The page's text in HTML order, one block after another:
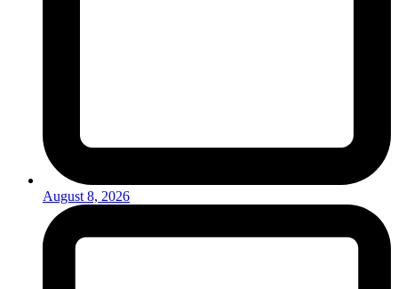
August 8, 2026